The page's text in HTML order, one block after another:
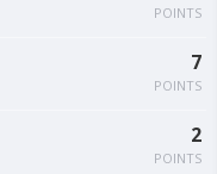
POINTS
7
POINTS
2
POINTS